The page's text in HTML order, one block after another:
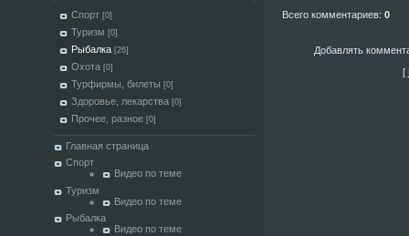
Спорт [0]
Туризм [0]
Рыбалка [26]
Охота [0]
Турфирмы, билеты [0]
Здоровье, лекарства [0]
Прочее, разное [0]
Главная страница
Спорт
Видео по теме
Туризм
Видео по теме
Рыбалка
Видео по теме
Всего комментариев: 0
Добавлять
[